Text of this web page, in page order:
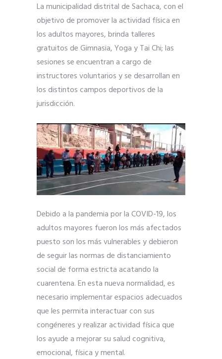
La municipalidad distrital de Sachaca, con el
objetivo de promover la actividad física en
los adultos mayores, brinda talleres
gratuitos de Gimnasia, Yoga y Tai Chi; las
sesiones se encuentran a cargo de
instructores voluntarios y se desarrollan en
los distintos campos deportivos de la
jurisdicción.
Debido a la pandemia por la COVID-19, los
adultos mayores fueron los más afectados
puesto son los más vulnerables y debieron
de seguir las normas de distanciamiento
social de forma estricta acatando la
cuarentena. En esta nueva normalidad, es
necesario implementar espacios adecuados
que les permita interactuar con sus
congéneres y realizar actividad física que
los ayude a mejorar su salud cognitiva,
emocional, física y mental.